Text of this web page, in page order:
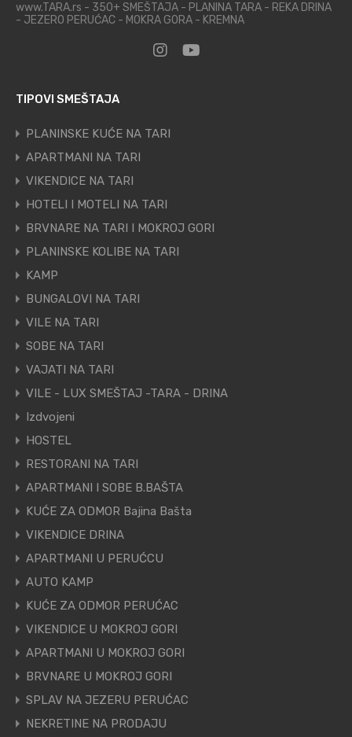
www.TARA.rs - 350+ SMEŠTAJA - PLANINA TARA - REKA DRINA
- JEZERO PERUĆAC - MOKRA GORA - KREMNA
TIPOVI SMEŠTAJA
PLANINSKE KUĆE NA TARI
APARTMANI NA TARI
VIKENDICE NA TARI
HOTELI I MOTELI NA TARI
BRVNARE NA TARI I MOKROJ GORI
PLANINSKE KOLIBE NA TARI
KAMP
BUNGALOVI NA TARI
VILE NA TARI
SOBE NA TARI
VAJATI NA TARI
VILE - LUX SMEŠTAJ -TARA - DRINA
Izdvojeni
HOSTEL
RESTORANI NA TARI
APARTMANI I SOBE B.BAŠTA
KUĆE ZA ODMOR Bajina Bašta
VIKENDICE DRINA
APARTMANI U PERUĆCU
AUTO KAMP
KUĆE ZA ODMOR PERUĆAC
VIKENDICE U MOKROJ GORI
APARTMANI U MOKROJ GORI
BRVNARE U MOKROJ GORI
SPLAV NA JEZERU PERUĆAC
NEKRETINE NA PRODAJU